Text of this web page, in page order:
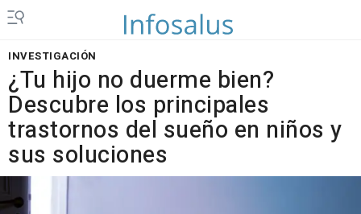
INVESTIGACIÓN
¿Tu hijo no duerme bien?
Descubre los principales
trastornos del sueño en niños y
sus soluciones